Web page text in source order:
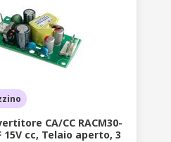
CA/CC RACM30-
15V cc, Telaio aperto, 3